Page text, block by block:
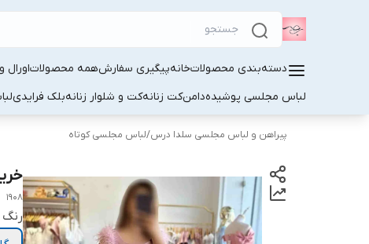
دسته‌بندی محصولاتخانهپیگیری سفارشهمه محصولات
لباس مجلسی پوشیدهدامنکت زنانهکت و شلوار زنانهبلک فرایدی
پیراهن و لباس مجلسی سلدا درس/لباس مجلسی کوتاه
1908
رنگ